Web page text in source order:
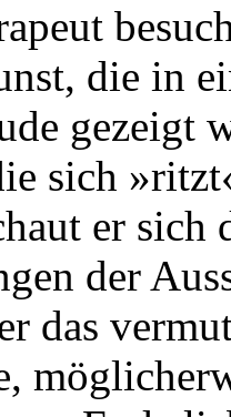
die in
gezeigt
sich
er sich
der
das